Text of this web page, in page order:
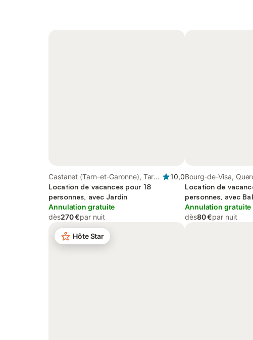
Castanet (Tarn-et-Garonne), Tarn-
et-Garonne
10,0
Location de vacances pour 18
personnes, avec Jardin
Annulation gratuite
dès270 €par nuit
Bourg-de-Visa,
Location de
personnes, avec
Annulation gratuite
dès80 €par nuit
Hôte Star